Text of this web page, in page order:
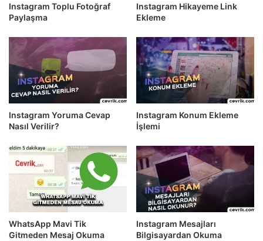
Instagram Toplu Fotoğraf
Paylaşma
Instagram Hikayeme Link
Ekleme
Instagram Yoruma Cevap
Nasıl Verilir?
Instagram Konum Ekleme
İşlemi
WhatsApp Mavi Tik
Gitmeden Mesaj Okuma
Instagram Mesajları
Bilgisayardan Okuma